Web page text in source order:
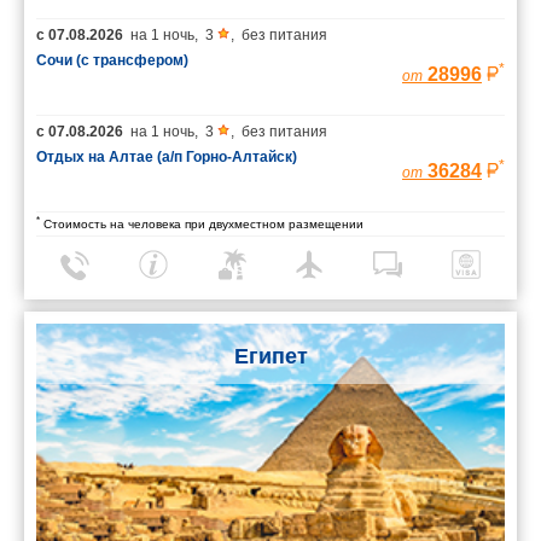
с 07.08.2026 на 1 ночь, 3 , без питания
Сочи (с трансфером)
от 28996 *
с 07.08.2026 на 1 ночь, 3 , без питания
Отдых на Алтае (а/п Горно-Алтайск)
от 36284 *
* Стоимость на человека при двухместном размещении
Египет